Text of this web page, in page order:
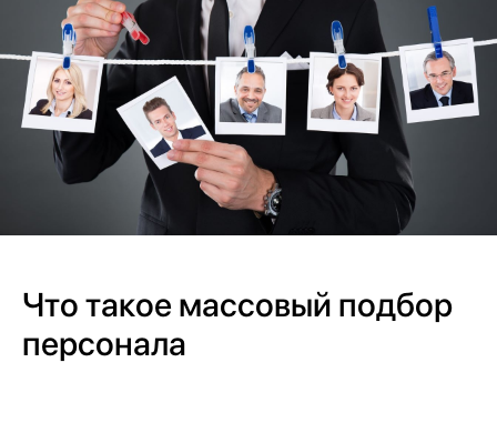
Что такое массовый подбор
персонала